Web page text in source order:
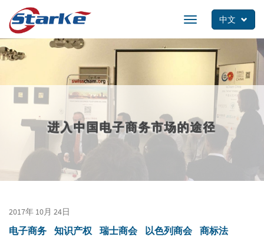
main
content
中文
Toggle
navigation
进入中国电子商务市场的途径
2017年 10月 24日
电子商务 知识产权 瑞士商会 以色列商会 商标法